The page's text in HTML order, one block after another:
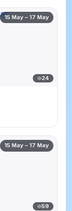
15 May – 17 May
24
15 May – 17 May
59